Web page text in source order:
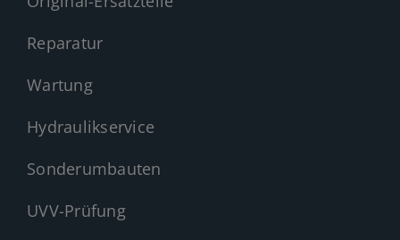
Reparatur
Wartung
Hydraulikservice
Sonderumbauten
UVV-Prüfung